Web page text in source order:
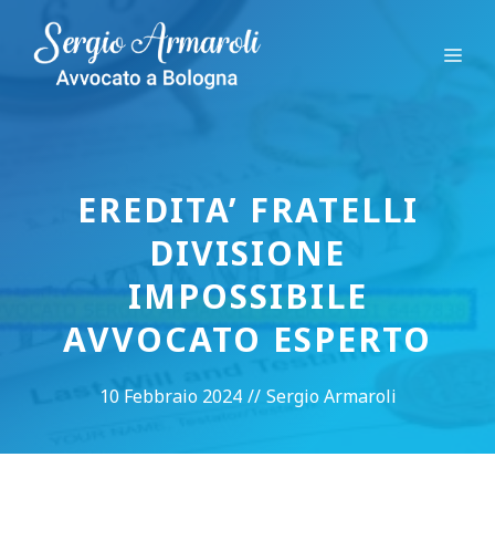
contenuto
EREDITA’ FRATELLI
DIVISIONE
IMPOSSIBILE
AVVOCATO ESPERTO
10 Febbraio 2024 // Sergio Armaroli